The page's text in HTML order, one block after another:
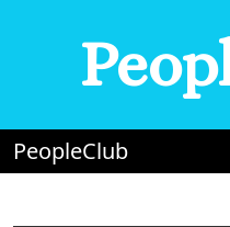
PeopleClub